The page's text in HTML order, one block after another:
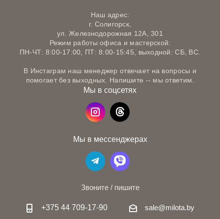
Наш адрес:
г. Солигорск,
ул. Железнодорожная 12А, 301
Режим работы офиса и мастерской:
ПН-ЧТ: 8:00-17:00, ПТ: 8:00-15:45, выходной: СБ, ВС.
В Инстаграм наш менеджер отвечает на вопросы и
помогает без выходных. Напишите -- мы ответим.
Мы в соцсетях
Мы в мессенджерах
Звоните / пишите
+375 44 709-17-90 sale@milota.by